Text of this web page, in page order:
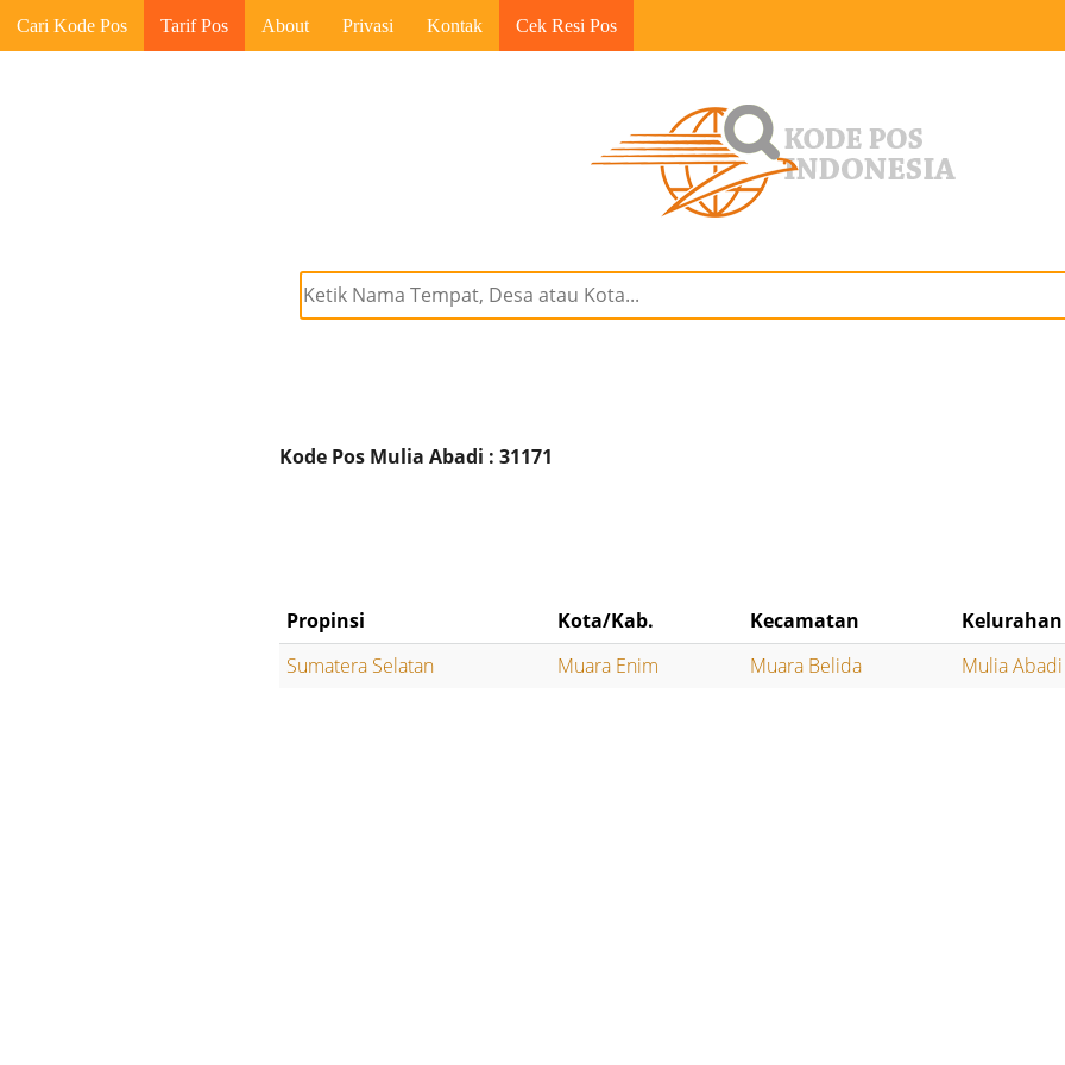
Cari Kode Pos Tarif Pos About Privasi Kontak Cek Resi Pos
Kode Pos Mulia Abadi : 31171
Propinsi Kota/Kab. Kecamatan
Kelurahan
Sumatera Selatan
Muara Enim Muara Belida Mulia Abadi